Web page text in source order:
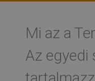
Mi az a
Az egyedi